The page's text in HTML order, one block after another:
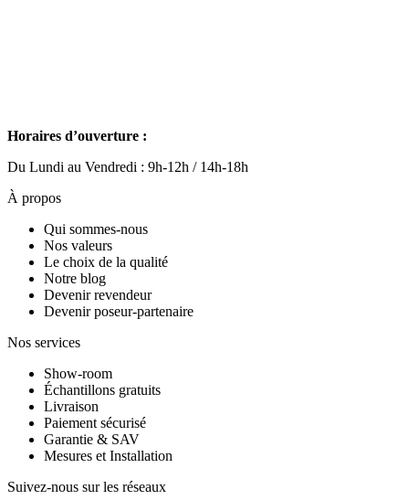
Horaires d’ouverture :
Du Lundi au Vendredi : 9h-12h / 14h-18h
À propos
Qui sommes-nous
Nos valeurs
Le choix de la qualité
Notre blog
Devenir revendeur
Devenir poseur-partenaire
Nos services
Show-room
Échantillons gratuits
Livraison
Paiement sécurisé
Garantie & SAV
Mesures et Installation
Suivez-nous sur les réseaux